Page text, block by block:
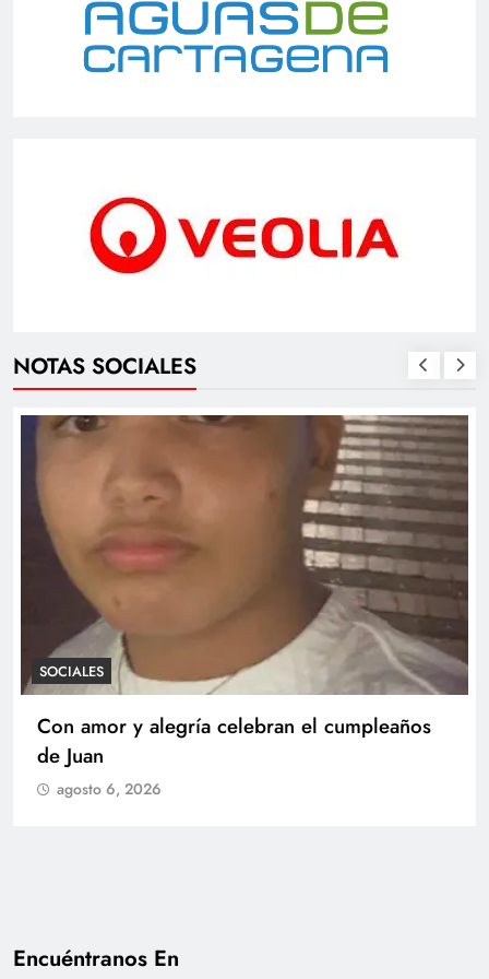
NOTAS SOCIALES
SOCIALES
Con amor y alegría celebran el cumpleaños
de Juan
agosto 6, 2026
Encuéntranos En